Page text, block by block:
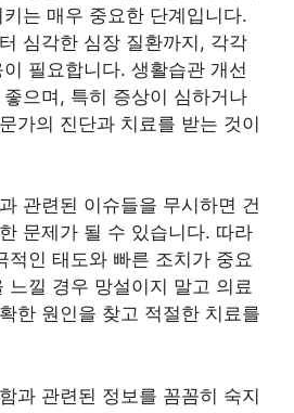
는 매우 중요한 단계입니다.
심각한 심장 질환까지, 각각
필요합니다. 생활습관 개선
으며, 특히 증상이 심하거나
가의 진단과 치료를 받는 것이
관련된 이슈들을 무시하면 건
문제가 될 수 있습니다. 따라
적인 태도와 빠른 조치가 중요
느낄 경우 망설이지 말고 의료
한 원인을 찾고 적절한 치료를
과 관련된 정보를 꼼꼼히 숙지